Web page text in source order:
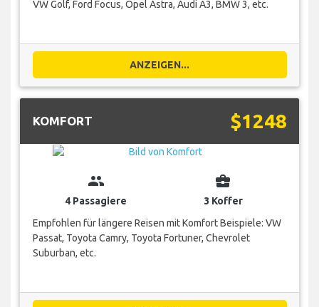
VW Golf, Ford Focus, Opel Astra, Audi A3, BMW 3, etc.
ANZEIGEN...
KOMFORT $1248
group
4 Passagiere
business_center
3 Koffer
Empfohlen für längere Reisen mit Komfort Beispiele: VW
Passat, Toyota Camry, Toyota Fortuner, Chevrolet
Suburban, etc.